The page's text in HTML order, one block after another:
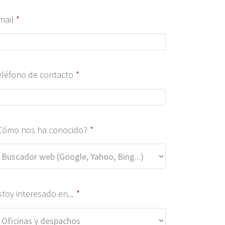
*
de contacto *
nos ha conocido? *
interesado en... *